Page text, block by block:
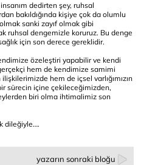
dedirten şey, ruhsal
bakıldığında kişiye çok da olumlu
sanki zayıf olmak gibi
ruhsal dengemizle koruruz. Bu denge
için son derece gereklidir.
özeleştiri yapabilir ve kendi
hem de kendimize samimi
hem de içsel varlığımızın
sürecin içine çekileceğimizden,
biri olma ihtimalimiz son
dileğiyle….
yazarın sonraki bloğu